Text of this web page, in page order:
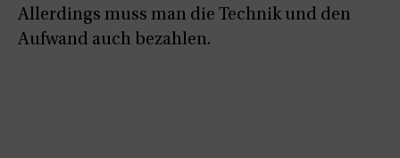
Allerdings muss man die Technik und den
Aufwand auch bezahlen.